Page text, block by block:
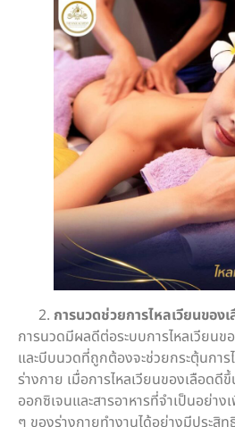
การนวดช่วยการไหลเวียนของ
การนวดมีผลดีต่อระบบการไหลเวียนข
และบีบนวดที่ถูกต้องจะช่วยกระตุ้นการ
ร่างกาย เมื่อการไหลเวียนของเลือดดี
ออกซิเจนและสารอาหารที่จำเป็นอย่า